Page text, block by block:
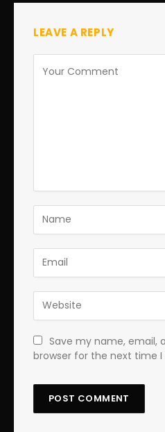
LEAVE A REPLY
Save my name, email,
browser for the next time